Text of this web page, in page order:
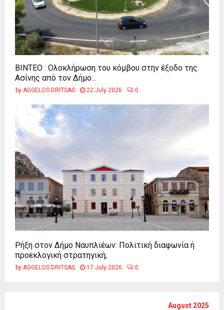
ΒΙΝΤΕΟ : Ολοκλήρωση του κόμβου στην έξοδο της
Ασίνης από τον Δήμο...
by AGGELOS DRITSAS 22 July 2026 0
Ρήξη στον Δήμο Ναυπλιέων: Πολιτική διαφωνία ή
προεκλογική στρατηγική;
by AGGELOS DRITSAS 17 July 2026 0
August 2025